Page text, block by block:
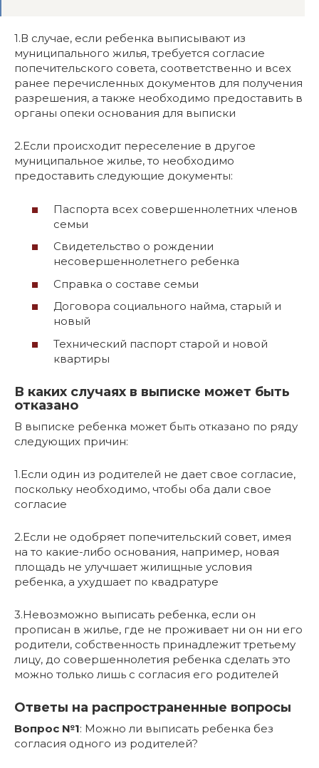
1.В случае, если ребенка выписывают из
муниципального жилья, требуется согласие
попечительского совета, соответственно и всех
ранее перечисленных документов для получения
разрешения, а также необходимо предоставить в
органы опеки основания для выписки
2.Если происходит переселение в другое
муниципальное жилье, то необходимо
предоставить следующие документы:
Паспорта всех совершеннолетних членов
семьи
Свидетельство о рождении
несовершеннолетнего ребенка
Справка о составе семьи
Договора социального найма, старый и
новый
Технический паспорт старой и новой
квартиры
В каких случаях в выписке может быть
отказано
В выписке ребенка может быть отказано по ряду
следующих причин:
1.Если один из родителей не дает свое согласие,
поскольку необходимо, чтобы оба дали свое
согласие
2.Если не одобряет попечительский совет, имея
на то какие-либо основания, например, новая
площадь не улучшает жилищные условия
ребенка, а ухудшает по квадратуре
3.Невозможно выписать ребенка, если он
прописан в жилье, где не проживает ни он ни его
родители, собственность принадлежит третьему
лицу, до совершеннолетия ребенка сделать это
можно только лишь с согласия его родителей
Ответы на распространенные вопросы
Вопрос №1: Можно ли выписать ребенка без
согласия одного из родителей?